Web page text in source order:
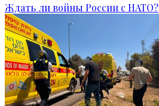
Ждать ли войны России с НАТО?